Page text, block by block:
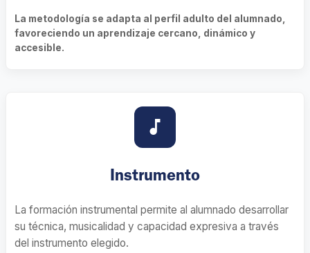
La metodología se adapta al perfil adulto del alumnado,
favoreciendo un aprendizaje cercano, dinámico y
accesible.
music_note
Instrumento
La formación instrumental permite al alumnado desarrollar
su técnica, musicalidad y capacidad expresiva a través
del instrumento elegido.